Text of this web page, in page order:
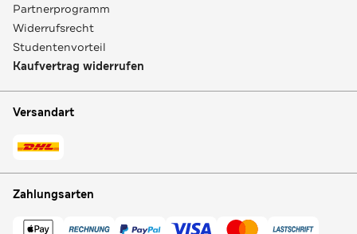
Partnerprogramm
Widerrufsrecht
Studentenvorteil
Kaufvertrag widerrufen
Versandart
Zahlungsarten